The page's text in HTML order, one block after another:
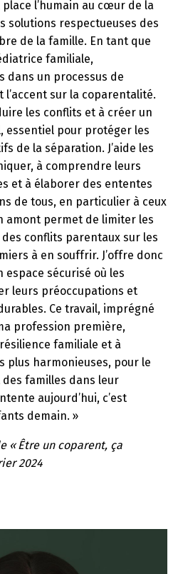
l’humain au cœur de la
solutions respectueuses des
de la famille. En tant que
familiale,
dans un processus de
sur la coparentalité.
les conflits et à créer un
essentiel pour protéger les
de la séparation. J’aide les
à comprendre leurs
et à élaborer des ententes
de tous, en particulier à ceux
amont permet de limiter les
conflits parentaux sur les
à en souffrir. J’offre donc
sécurisé où les
leurs préoccupations et
Ce travail, imprégné
profession première,
familiale et à
plus harmonieuses, pour le
familles dans leur
aujourd’hui, c’est
demain. »
« Être un coparent, ça
2024